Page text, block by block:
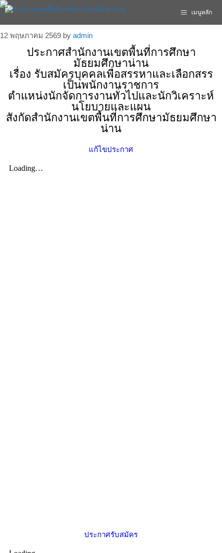
เมนูหลัก
12 พฤษภาคม 2569 by admin
ประกาศสำนักงานเขตพื้นที่การศึกษา
มัธยมศึกษาน่าน
เรื่อง รับสมัครบุคคลเพื่อสรรหาและเลือกสรร
เป็นพนักงานราชการ
ตำแหน่งนักจัดการงานทั่วไปและนักวิเคราะห์
นโยบายและแผน
สังกัดสำนักงานเขตพื้นที่การศึกษามัธยมศึกษา
น่าน
แก้ไขประกาศ
ประกาศรับสมัคร